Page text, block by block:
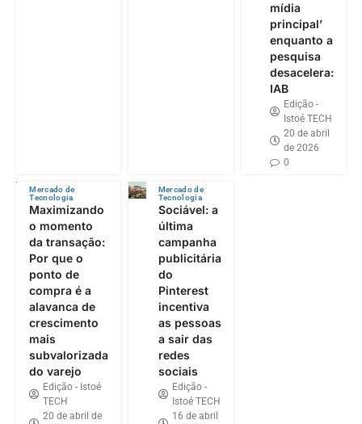
mídia
principal’
enquanto a
pesquisa
desacelera:
IAB
Edição -
Istoé TECH
20 de abril
de 2026
0
Mercado de
Tecnologia
Maximizando
o momento
da transação:
Por que o
ponto de
compra é a
alavanca de
crescimento
mais
subvalorizada
do varejo
Edição - Istoé
TECH
20 de abril de
Mercado de
Tecnologia
Sociável: a
última
campanha
publicitária
do
Pinterest
incentiva
as pessoas
a sair das
redes
sociais
Edição -
Istoé TECH
16 de abril